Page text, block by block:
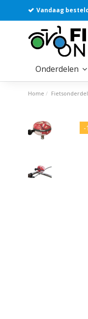
Vandaag
Onderdelen
Home
-